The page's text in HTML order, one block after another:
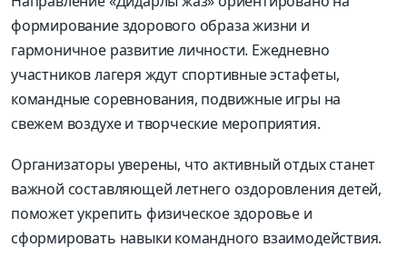
формирование здорового образа жизни и
гармоничное развитие личности. Ежедневно
участников лагеря ждут спортивные эстафеты,
командные соревнования, подвижные игры на
свежем воздухе и творческие мероприятия.
Организаторы уверены, что активный отдых станет
важной составляющей летнего оздоровления детей,
поможет укрепить физическое здоровье и
сформировать навыки командного взаимодействия.